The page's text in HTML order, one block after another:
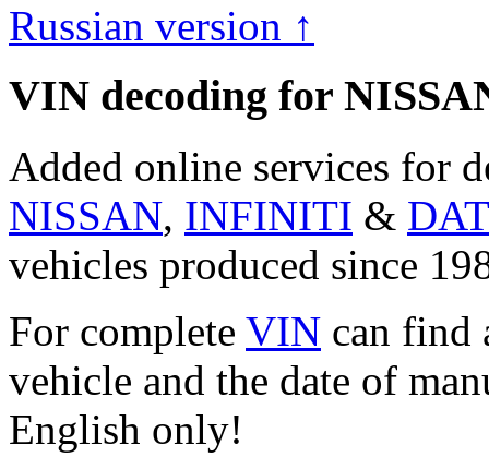
Russian version ↑
VIN decoding for
Added online services for
NISSAN, INFINITI &
vehicles produced since
For complete VIN can find
vehicle and the date of
English only!